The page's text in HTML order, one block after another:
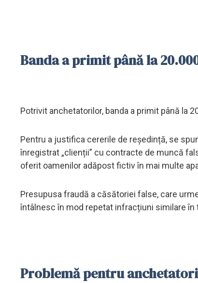
Banda a primit până la
Potrivit anchetatorilor, banda a primit până la
Pentru a justifica cererile de reședință, se
înregistrat „clienții” cu contracte de muncă
oferit oamenilor adăpost fictiv în mai multe
Presupusa fraudă a căsătoriei false, care
întâlnesc în mod repetat infracțiuni similare în
Problemă pentru